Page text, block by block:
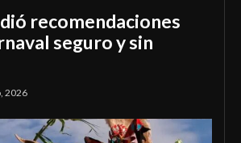
recomendaciones
seguro y sin
2026